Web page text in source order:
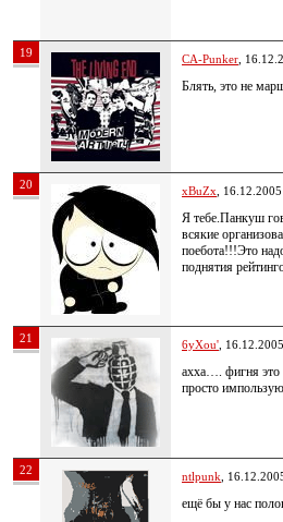
19 CA-Punker ,
Блять, это не
20 xBuZx ,
Я тебе.Панкуш
всякие
поебота!!!Это
поднятия
21 6yXou' ,
ахха…. фигня это
просто
22 ntlpunk ,
ещё бы у нас